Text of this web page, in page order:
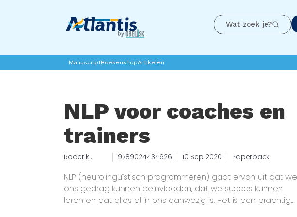
Wat zoek je?
ManuscriptBoekenshopArtikelen
NLP voor coaches en
trainers
Roderik
9789024434626 10 Sep 2020 Paperback
NLP (neurolinguïstisch programmeren) gaat ervan uit dat we
ons gedrag kunnen beïnvloeden, dat we succes kunnen
leren en dat alles al in ons aanwezig is. Het is een prachtig